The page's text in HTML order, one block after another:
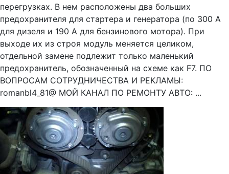
перегрузках. В нем расположены два больших
предохранителя для стартера и генератора (по 300 А
для дизеля и 190 А для бензинового мотора). При
выходе их из строя модуль меняется целиком,
отдельной замене подлежит только маленький
предохранитель, обозначенный на схеме как F7. ПО
ВОПРОСАМ СОТРУДНИЧЕСТВА И РЕКЛАМЫ:
romanbl4_81@ МОЙ КАНАЛ ПО РЕМОНТУ АВТО: ...